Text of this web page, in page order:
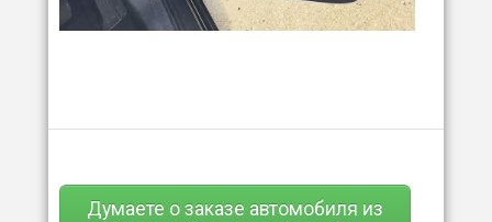
Думаете о заказе автомобиля из